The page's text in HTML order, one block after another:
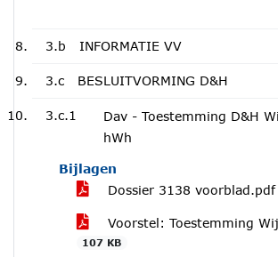
3.b INFORMATIE VV
3.c BESLUITVORMING D&H
3.c.1
Dav - Toestemming D&H
hWh
Bijlagen
Dossier 3138 voorblad.pdf
Voorstel: Toestemming
107 KB